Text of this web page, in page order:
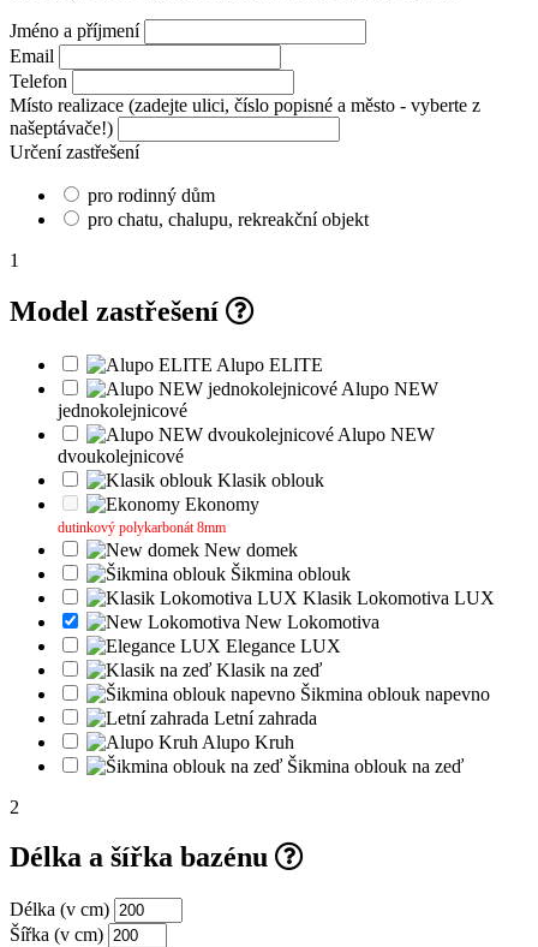
Jméno a příjmení
Email
Telefon
Místo realizace (zadejte ulici, číslo popisné a město - vyberte z
našeptávače!)
Určení zastřešení
pro rodinný dům
pro chatu, chalupu, rekreakční objekt
1
Model zastřešení
Alupo ELITE
Alupo NEW
jednokolejnicové
Alupo NEW
dvoukolejnicové
Klasik oblouk
Ekonomy
dutinkový polykarbonát 8mm
New domek
Šikmina oblouk
Klasik Lokomotiva LUX
New Lokomotiva
Elegance LUX
Klasik na zeď
Šikmina oblouk napevno
Letní zahrada
Alupo Kruh
Šikmina oblouk na zeď
2
Délka a šířka bazénu
Délka (v cm)
Šířka (v cm)